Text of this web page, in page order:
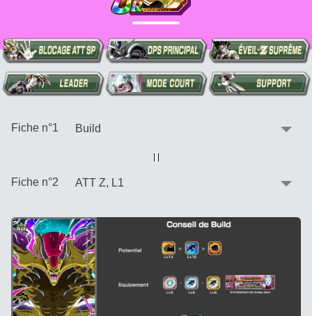
Fiche n°1
Vue alternative
Fiche n°2